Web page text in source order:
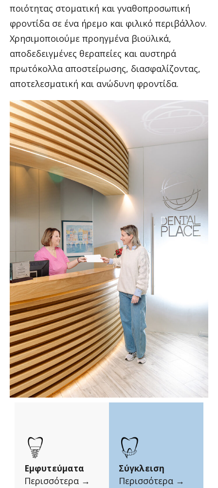
ποιότητας στοματική και γναθοπροσωπική
φροντίδα σε ένα ήρεμο και φιλικό περιβάλλον.
Χρησιμοποιούμε προηγμένα βιοϋλικά,
αποδεδειγμένες θεραπείες και αυστηρά
πρωτόκολλα αποστείρωσης, διασφαλίζοντας,
αποτελεσματική και ανώδυνη φροντίδα.
Εμφυτεύματα
Περισσότερα →
Σύγκλειση
Περισσότερα →